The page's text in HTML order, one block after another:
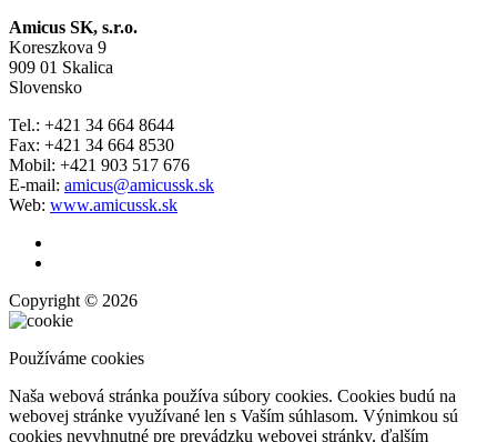
Amicus SK, s.r.o.
Koreszkova 9
909 01 Skalica
Slovensko
Tel.: +421 34 664 8644
Fax: +421 34 664 8530
Mobil: +421 903 517 676
E-mail: amicus@amicussk.sk
Web: www.amicussk.sk
Copyright © 2026
Používáme cookies
Naša webová stránka používa súbory cookies. Cookies budú na
webovej stránke využívané len s Vaším súhlasom. Výnimkou sú
cookies nevyhnutné pre prevádzku webovej stránky, ďalším